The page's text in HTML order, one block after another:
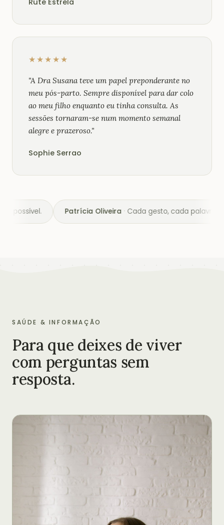
★★★★★
"A Dra Susana teve um papel preponderante no
meu pós-parto. Sempre disponível para dar colo
ao meu filho enquanto eu tinha consulta. As
sessões tornaram-se num momento semanal
alegre e prazeroso."
Sophie Serrao
gesto, cada palavra e cada cuidado fizeram toda a
SAÚDE & INFORMAÇÃO
Para que deixes de viver
com perguntas sem
resposta.